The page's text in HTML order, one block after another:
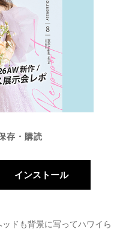
存・購読
インストール
ドも背景に写ってハワイら